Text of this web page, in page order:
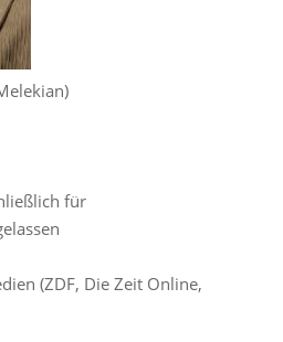
für
(ZDF, Die Zeit Online,